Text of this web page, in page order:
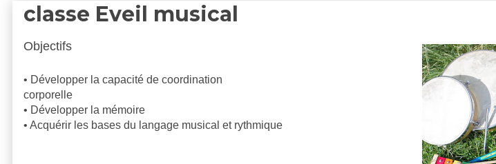
classe Eveil musical
Objectifs
• Développer la capacité de coordination
corporelle
• Développer la mémoire
• Acquérir les bases du langage musical et rythmique